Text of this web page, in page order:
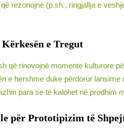
rezonojnë (p.sh., ringjallja e
e Tregut
që rinovojnë momente kulturore
e hershme duke përdorur
para se të kalohet në
për Prototipizim të